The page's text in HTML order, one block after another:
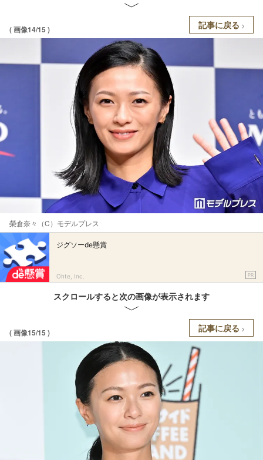
( 画像14/15 ) 記事に戻る
榮倉奈々（C）モデルプレス
ジグソーde懸賞
Ohte, Inc. PR
スクロールすると次の画像が表示されます
( 画像15/15 ) 記事に戻る